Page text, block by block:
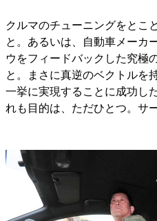
クルマのチューニングをとこ
と。あるいは、自動車メーカ
ウをフィードバックした究極
と。まさに真逆のベクトルを
一挙に実現することに成功し
れも目的は、ただひとつ。サ